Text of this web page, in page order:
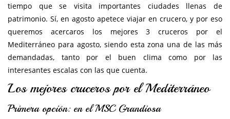
tiempo que se visita importantes ciudades llenas de
patrimonio. Sí, en agosto apetece viajar en crucero, y por eso
queremos acercaros los mejores 3 cruceros por el
Mediterráneo para agosto, siendo esta zona una de las más
demandadas, tanto por el buen clima como por las
interesantes escalas con las que cuenta.
Los mejores cruceros por el Mediterráneo
Primera opción: en el MSC Grandiosa